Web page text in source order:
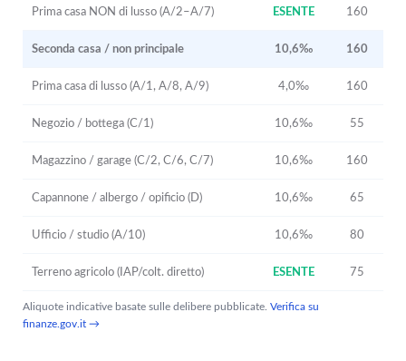
Prima casa NON di lusso (A/2–A/7) ESENTE 160
Seconda casa / non principale 10,6‰ 160
Prima casa di lusso (A/1, A/8, A/9) 4,0‰ 160
Negozio / bottega (C/1) 10,6‰ 55
Magazzino / garage (C/2, C/6, C/7) 10,6‰ 160
Capannone / albergo / opificio (D) 10,6‰ 65
Ufficio / studio (A/10) 10,6‰ 80
Terreno agricolo (IAP/colt. diretto) ESENTE 75
Aliquote indicative basate sulle delibere pubblicate. Verifica su
finanze.gov.it →